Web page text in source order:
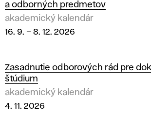
a odborných predmetov
akademický kalendár
16. 9. – 8. 12. 2026
Zasadnutie odborových rád pre
štúdium
akademický kalendár
4. 11. 2026